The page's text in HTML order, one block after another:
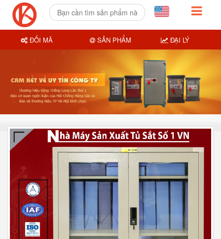
ĐỔI MÃ SẢN PHẨM ĐẠI LÝ